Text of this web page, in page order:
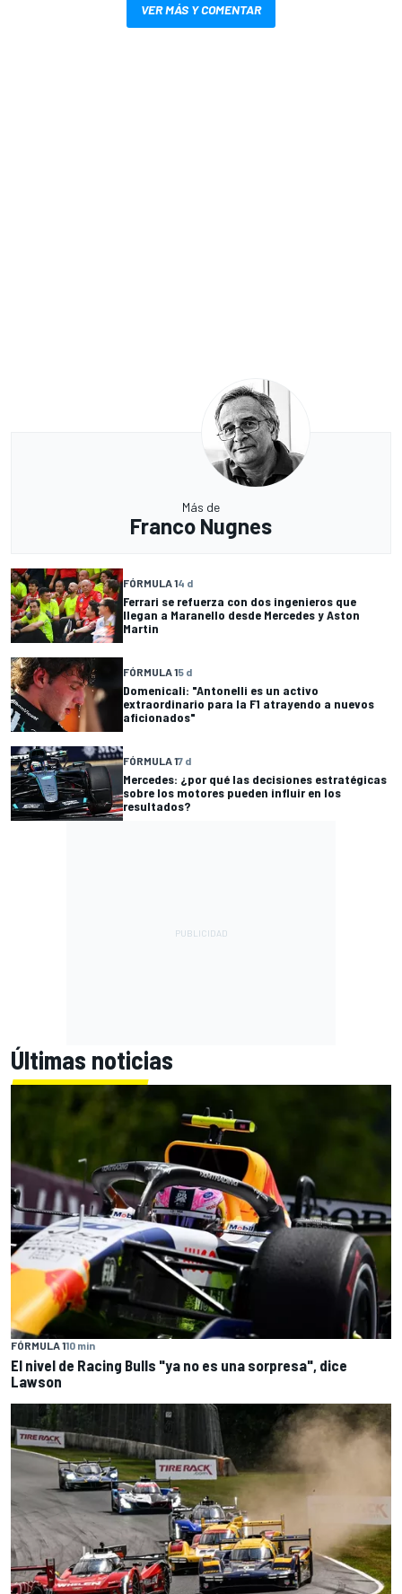
VER MÁS Y COMENTAR
Más de
Franco Nugnes
FÓRMULA 14 d
Ferrari se refuerza con dos ingenieros que
llegan a Maranello desde Mercedes y Aston
Martin
FÓRMULA 15 d
Domenicali: "Antonelli es un activo
extraordinario para la F1 atrayendo a nuevos
aficionados"
FÓRMULA 17 d
Mercedes: ¿por qué las decisiones estratégicas
sobre los motores pueden influir en los
resultados?
Últimas noticias
FÓRMULA 110 min
El nivel de Racing Bulls "ya no es una sorpresa", dice
Lawson